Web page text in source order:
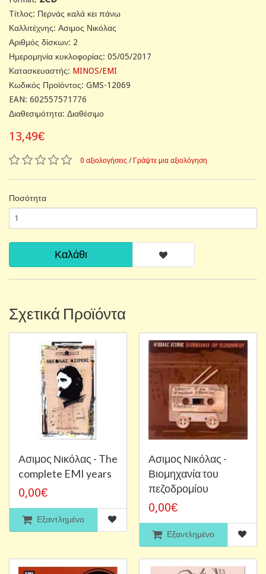
Tίτλος: Περνάς καλά κει πάνω
Καλλιτέχνης: Ασιμος Νικόλας
Αριθμός δίσκων: 2
Ημερομηνία κυκλοφορίας: 05/05/2017
Κατασκευαστής: MINOS/EMI
Κωδικός Προϊόντος: GMS-12069
EAN: 602557571776
Διαθεσιμότητα: Διαθέσιμο
13,49€
0 αξιολογήσεις / Γράψτε μια αξιολόγηση
Ποσότητα
Καλάθι
Σχετικά Προϊόντα
Ασιμος Νικόλας - The
complete EMI years
0,00€
Εξαντλημένο
Ασιμος Νικόλας -
Βιομηχανία του
πεζοδρομίου
0,00€
Εξαντλημένο